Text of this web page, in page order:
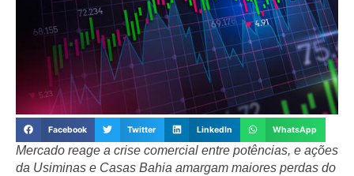
Facebook Twitter LinkedIn WhatsApp
Mercado reage a crise comercial entre potências, e ações
da Usiminas e Casas Bahia amargam maiores perdas do